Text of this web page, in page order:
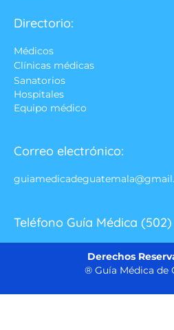
Directorio:
Médicos
Clínicas médicas
Sanatorios
Hospitales
Equipo médico
Correo electrónico:
Teléfono Guía Médica (502)
Derechos
® Guía Médica de